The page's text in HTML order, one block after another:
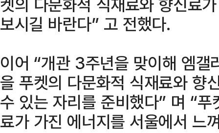
보시길 바란다” 고 전했다.
이어 “개관 3주년을 맞이해 엠갤
을 푸켓의 다문화적 식재료와 향
수 있는 자리를 준비했다” 며 “
료가 가진 에너지를 서울에서 느